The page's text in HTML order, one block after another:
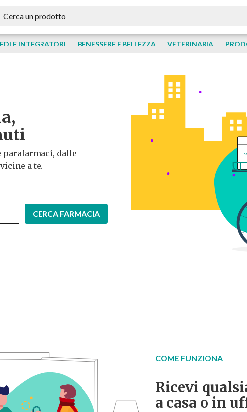
E INTEGRATORI BENESSERE E BELLEZZA VETERINARIA
dalle
a te.
CERCA FARMACIA
COME FUNZIONA
Ricevi
a casa o in